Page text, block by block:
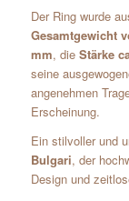
Der Ring wurde
Gesamtgewicht
mm, die Stärke
seine
angenehmen
Erscheinung.
Ein stilvoller und
Bulgari, der
Design und